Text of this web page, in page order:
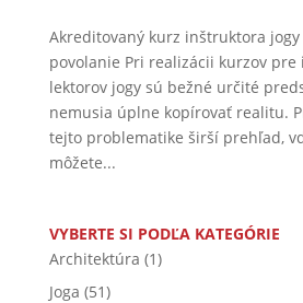
Akreditovaný kurz inštruktora
povolanie Pri realizácii kurzov
lektorov jogy sú bežné určité
nemusia úplne kopírovať realitu.
tejto problematike širší prehľad,
môžete...
VYBERTE SI PODĽA KATEGÓRIE
Architektúra (1)
Joga (51)